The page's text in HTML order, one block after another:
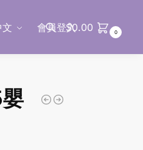
會員登入
$0.00 0